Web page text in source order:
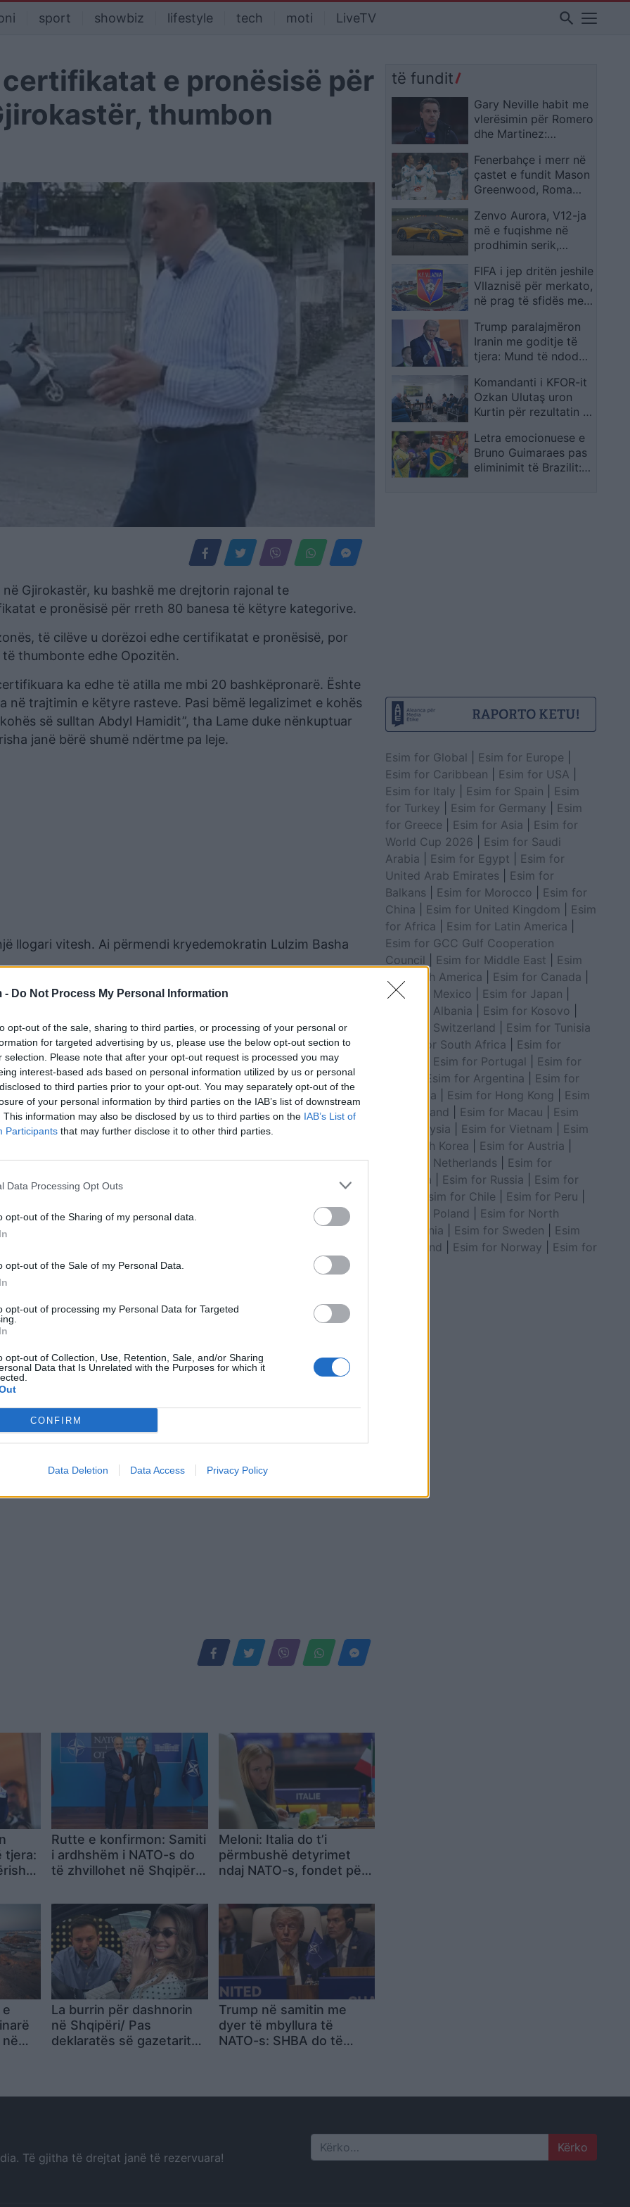
- Do Not Process My Personal Information
opt-out of the sale, sharing to third parties, or processing of your personal or
for targeted advertising by us, please use the below opt-out section to
selection. Please note that after your opt-out request is processed you may
interest-based ads based on personal information utilized by us or personal
to third parties prior to your opt-out. You may separately opt-out of the
of your personal information by third parties on the IAB’s list of downstream
This information may also be disclosed by us to third parties on the IAB’s List of
Participants that may further disclose it to other third parties.
Data Processing Opt Outs
opt-out of the Sharing of my personal data.
opt-out of the Sale of my Personal Data.
opt-out of processing my Personal Data for Targeted
opt-out of Collection, Use, Retention, Sale, and/or Sharing
Data that Is Unrelated with the Purposes for which it
CONFIRM
Data Deletion Data Access Privacy Policy
sport showbiz lifestyle tech moti LiveTV search
e pronësisë për
thumbon
Gjirokastër, ku bashkë me drejtorin rajonal te
e pronësisë për rreth 80 banesa të këtyre kategorive.
të cilëve u dorëzoi edhe certifikatat e pronësisë, por
thumbonte edhe Opozitën.
ka edhe të atilla me mbi 20 bashkëpronarë. Ështe
në trajtimin e këtyre rasteve. Pasi bëmë legalizimet e kohës
së sulltan Abdyl Hamidit”, tha Lame duke nënkuptuar
janë bërë shumë ndërtme pa leje.
llogari vitesh. Ai përmendi kryedemokratin Lulzim Basha
Lame./albeu.com
Kadastrën nga
Të prekim hundën me
fund rrumpalla në Kadastrën e Vlorës
Kadastra e Vlorës mesa duket nuk gjen
dorëheqjen. Por këtë herë, rotacioni është
zyra duke treguar se Artan Lame nuk e
ka…
tjera:
Rutte e konfirmon: Samiti
i ardhshëm i NATO-s do
të zhvillohet në Shqipëri,
përcaktuar data/ Reagon
edhe Rama: Ka marrë
fund koha kur të tjerët
vendosnin për Shqipërinë
Meloni: Italia do t’i
përmbushë detyrimet
ndaj NATO-s, fondet për
qëndrojnë në vend dhe
për Trump nuk kam
pendesa
La burrin për dashnorin
në Shqipëri/ Pas
deklaratës së gazetarit
Trump në samitin me
dyer të mbyllura të
NATO-s: SHBA do të
të fundit
Gary Neville habit me
vlerësimin për Romero
dhe Martinez:
të mirë nga më të
këqijtë në botë”
Fenerbahçe i merr në
çastet e fundit Mason
Greenwood, Roma
anglez
Zenvo Aurora, V12-ja
më e fuqishme në
prodhimin serik,
mbi 2.8 milionë euro
FIFA i jep dritën jeshile
Vllaznisë për merkato,
në prag të sfidës me
Trump paralajmëron
Iranin me goditje të
tjera: Mund të ndodhë
kundërpërgjigjet: Ju
presim
Komandanti i KFOR-it
Ozkan Ulutaş uron
Kurtin për rezultatin e
diskutohet edhe për
sigurinë
Letra emocionuese e
Bruno Guimaraes pas
eliminimit të Brazilit:
Esim for Global Esim for Europe
Esim for Caribbean
Esim for USA
Esim for Italy
Esim for Spain
Esim
for Turkey
Esim for Germany
Esim
for Greece
Esim for Asia
Esim for
World Cup 2026
Esim for Saudi
Arabia
Esim for Egypt
Esim for
United Arab Emirates
Esim for
Balkans
Esim for Morocco
Esim for
China
Esim for United Kingdom
Esim
for Africa
Esim for Latin America
Esim for GCC Gulf Cooperation
Council
Esim for Middle East
Esim
for South America
Esim for Canada
Esim for Mexico
Esim for Japan
Esim for Albania
Esim for Kosovo
Esim for Switzerland
Esim for Tunisia
Esim for South Africa
Esim for
Esim for Portugal
Esim for
Esim for Argentina
Esim for
Colombia
Esim for Hong Kong
Esim
for Thailand
Esim for Macau
Esim
for Malaysia
Esim for Vietnam
Esim
for South Korea
Esim for Austria
Esim for Netherlands
Esim for
Australia
Esim for Russia
Esim for
Esim for Chile Esim for Peru
Esim for Poland
Esim for North
Macedonia
Esim for Sweden
Esim
for Finland
Esim for Norway
Esim for
Të gjitha të drejtat janë të rezervuara! Search